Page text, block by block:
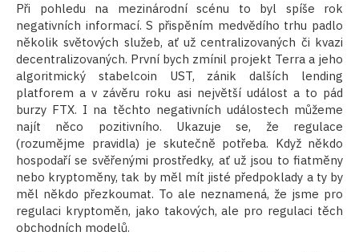
Při pohledu na mezinárodní scénu to byl spíše rok
negativních informací. S přispěním medvědího trhu padlo
několik světových služeb, ať už centralizovaných či kvazi
decentralizovaných. První bych zmínil projekt Terra a jeho
algoritmický stabelcoin UST, zánik dalších lending
platforem a v závěru roku asi největší událost a to pád
burzy FTX. I na těchto negativních událostech můžeme
najít něco pozitivního. Ukazuje se, že regulace
(rozumějme pravidla) je skutečně potřeba. Když někdo
hospodaří se svěřenými prostředky, ať už jsou to fiatměny
nebo kryptoměny, tak by měl mít jisté předpoklady a ty by
měl někdo přezkoumat. To ale neznamená, že jsme pro
regulaci kryptoměn, jako takových, ale pro regulaci těch
obchodních modelů.